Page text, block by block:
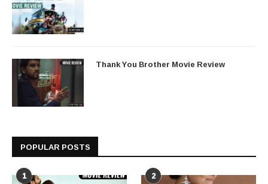
Thank You Brother Movie Review
POPULAR POSTS
1 2